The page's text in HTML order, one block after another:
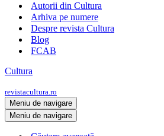
Autorii din Cultura
Arhiva pe numere
Despre revista Cultura
Blog
FCAB
Cultura
revistacultura.ro
Meniu de navigare
Meniu de navigare